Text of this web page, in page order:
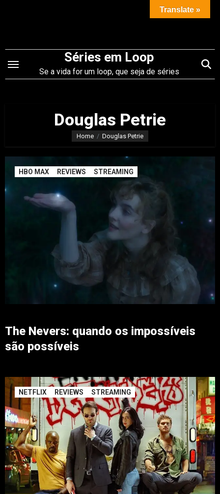
conteúdo
Séries em Loop
Se a vida for um loop, que seja de séries
Douglas Petrie
Home Douglas Petrie
HBO MAX REVIEWS STREAMING
The Nevers: quando os impossíveis
são possíveis
NETFLIX REVIEWS STREAMING
Translate »